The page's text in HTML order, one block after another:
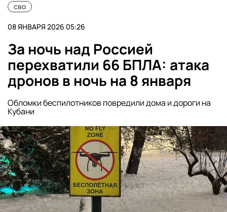
сво
08 ЯНВАРЯ 2026 05:26
За ночь над Россией
перехватили 66 БПЛА: атака
дронов в ночь на 8 января
Обломки беспилотников повредили дома и дороги на
Кубани